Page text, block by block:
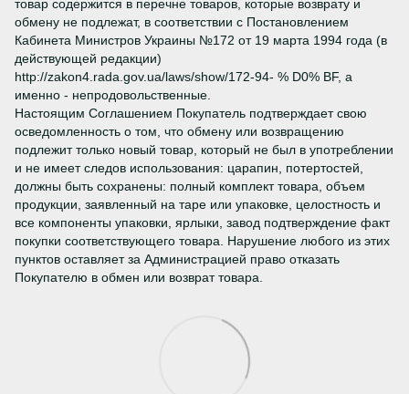
товар содержится в перечне товаров, которые возврату и
обмену не подлежат, в соответствии с Постановлением
Кабинета Министров Украины №172 от 19 марта 1994 года (в
действующей редакции)
http://zakon4.rada.gov.ua/laws/show/172-94- % D0% BF, а
именно - непродовольственные.
Настоящим Соглашением Покупатель подтверждает свою
осведомленность о том, что обмену или возвращению
подлежит только новый товар, который не был в употреблении
и не имеет следов использования: царапин, потертостей,
должны быть сохранены: полный комплект товара, объем
продукции, заявленный на таре или упаковке, целостность и
все компоненты упаковки, ярлыки, завод подтверждение факт
покупки соответствующего товара. Нарушение любого из этих
пунктов оставляет за Администрацией право отказать
Покупателю в обмен или возврат товара.